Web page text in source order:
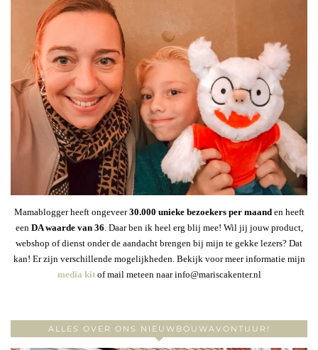
Mamablogger heeft ongeveer30.000 unieke bezoekers per maanden heeft
een DA waarde van 36 . Daar ben ik heel erg blij mee! Wil jij jouw product,
webshop of dienst onder de aandacht brengen bij mijn te gekke lezers? Dat
kan! Er zijn verschillende mogelijkheden. Bekijk voor meer informatie mijn
media kitof mail meteen naar info@mariscakenter.nl
ALLES OVER ONS NIEUWBOUWAVONTUUR!